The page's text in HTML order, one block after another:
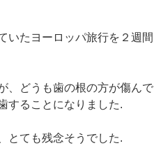
いたヨーロッパ旅行を２週間
、どうも歯の根の方が傷んで
することになりました.
とても残念そうでした.